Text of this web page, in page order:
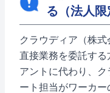
る（法人限
クラウディア（株
直接業務を委託する
アントに代わり、
ート担当がワーカー